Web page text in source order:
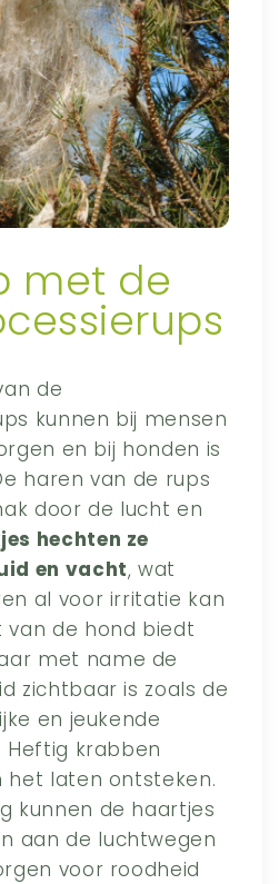
met de
de
kunnen bij mensen
en bij honden is
haren van de rups
door de lucht en
hechten ze
en vacht, wat
al voor irritatie kan
van de hond biedt
met name de
zichtbaar is zoals de
en jeukende
krabben
het laten ontsteken.
kunnen de haartjes
aan de luchtwegen
voor roodheid